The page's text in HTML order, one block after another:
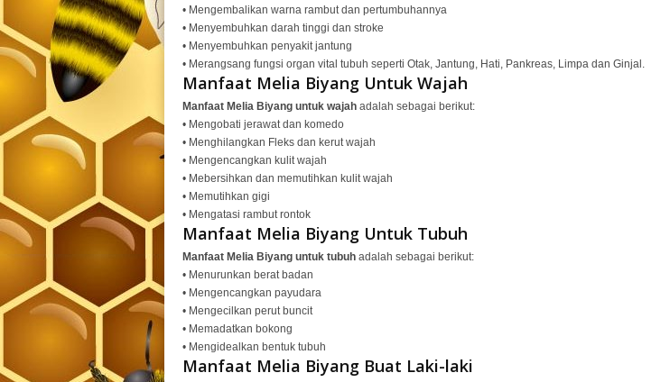
• Mengembalikan warna rambut dan pertumbuhannya
• Menyembuhkan darah tinggi dan stroke
• Menyembuhkan penyakit jantung
• Merangsang fungsi organ vital tubuh seperti Otak, Jantung, Hati, Pankreas, Limpa dan Ginjal.
Manfaat Melia Biyang Untuk Wajah
Manfaat Melia Biyang untuk wajah adalah sebagai berikut:
• Mengobati jerawat dan komedo
• Menghilangkan Fleks dan kerut wajah
• Mengencangkan kulit wajah
• Mebersihkan dan memutihkan kulit wajah
• Memutihkan gigi
• Mengatasi rambut rontok
Manfaat Melia Biyang Untuk Tubuh
Manfaat Melia Biyang untuk tubuh adalah sebagai berikut:
• Menurunkan berat badan
• Mengencangkan payudara
• Mengecilkan perut buncit
• Memadatkan bokong
• Mengidealkan bentuk tubuh
Manfaat Melia Biyang Buat Laki-laki